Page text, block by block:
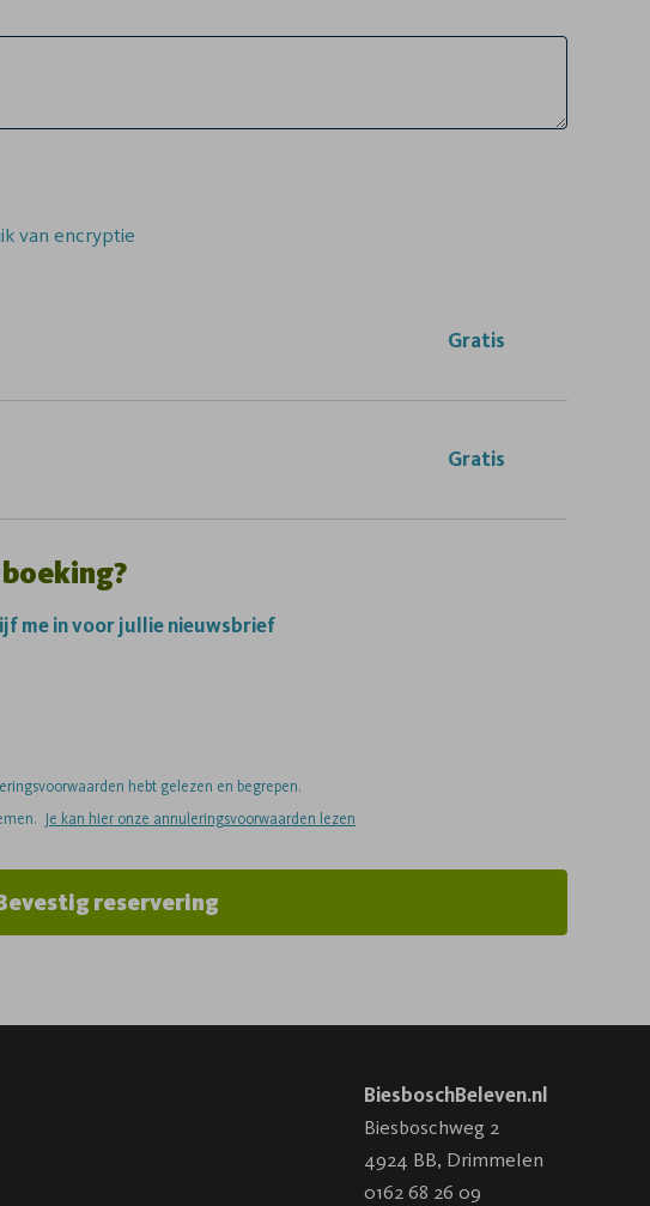
van encryptie
Gratis
Gratis
me in voor jullie nieuwsbrief
hebt gelezen en begrepen.
Je kan hier onze annuleringsvoorwaarden lezen
reservering
BiesboschBeleven.nl
Biesboschweg 2
4924 BB, Drimmelen
0162 68 26 09